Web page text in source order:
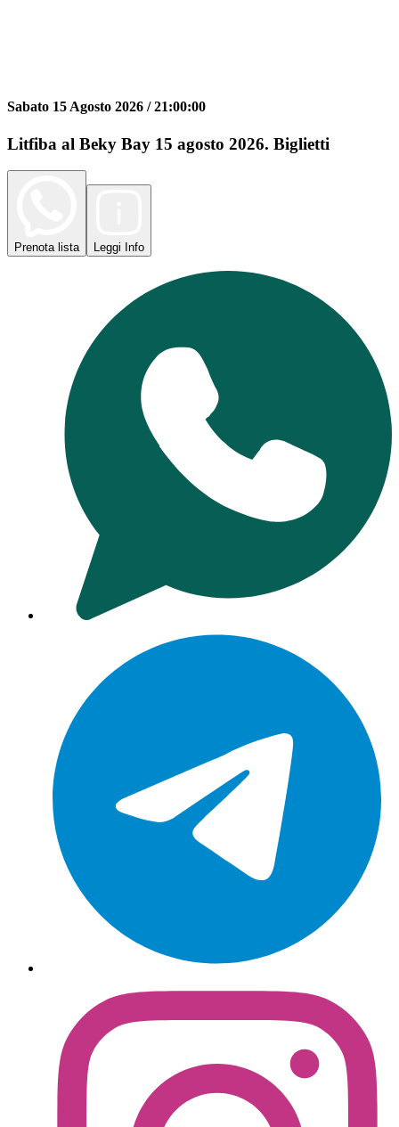
Sabato 15 Agosto 2026 /21:00:00
Litfiba al Beky Bay 15 agosto 2026. Biglietti
Prenota lista Leggi Info